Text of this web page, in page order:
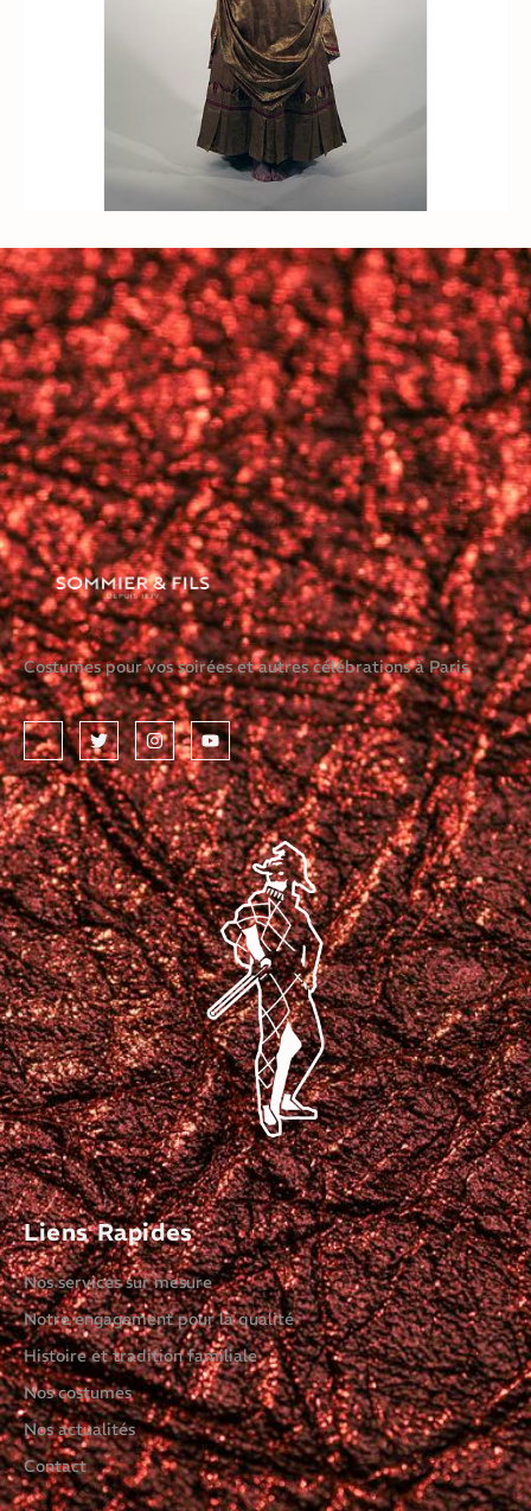
Costumes pour vos soirées et autres célébrations à Paris
Liens Rapides
Nos services sur mesure
Notre engagement pour la qualité
Histoire et tradition familiale
Nos costumes
Nos actualités
Contact